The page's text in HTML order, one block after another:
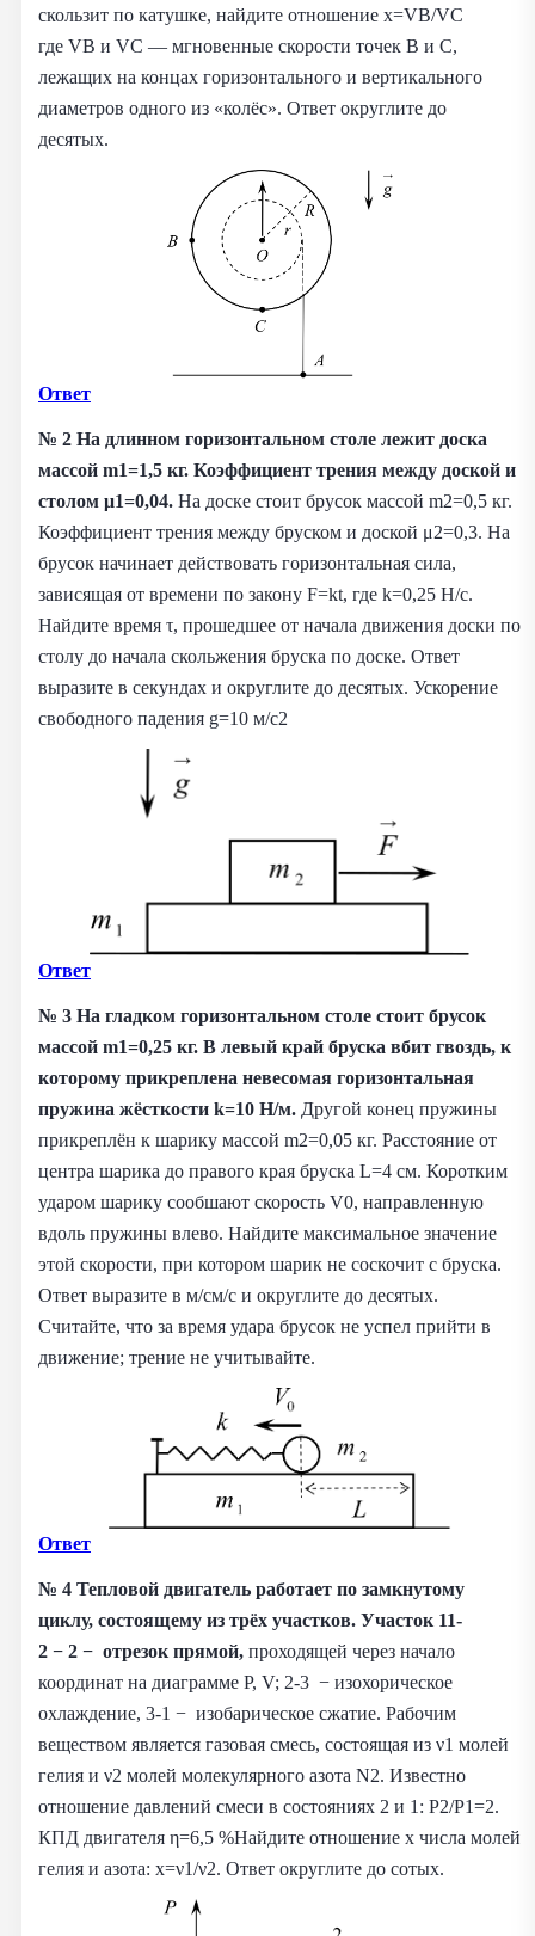
скользит по катушке, найдите отношение x=VB/VC
где VB и VC — мгновенные скорости точек B и C,
лежащих на концах горизонтального и вертикального
диаметров одного из «колёс». Ответ округлите до
десятых.
Ответ
№ 2 На длинном горизонтальном столе лежит доска
массой m1=1,5 кг. Коэффициент трения между доской и
столом μ1=0,04. На доске стоит брусок массой m2=0,5 кг.
Коэффициент трения между бруском и доской μ2=0,3. На
брусок начинает действовать горизонтальная сила,
зависящая от времени по закону F=kt, где k=0,25 Н/с.
Найдите время τ, прошедшее от начала движения доски по
столу до начала скольжения бруска по доске. Ответ
выразите в секундах и округлите до десятых. Ускорение
свободного падения g=10 м/с2
Ответ
№ 3 На гладком горизонтальном столе стоит брусок
массой m1=0,25 кг. В левый край бруска вбит гвоздь, к
которому прикреплена невесомая горизонтальная
пружина жёсткости k=10 Н/м. Другой конец пружины
прикреплён к шарику массой m2=0,05 кг. Расстояние от
центра шарика до правого края бруска L=4 см. Коротким
ударом шарику сообшают скорость V0, направленную
вдоль пружины влево. Найдите максимальное значение
этой скорости, при котором шарик не соскочит с бруска.
Ответ выразите в м/см/с и округлите до десятых.
Считайте, что за время удара брусок не успел прийти в
движение; трение не учитывайте.
Ответ
№ 4 Тепловой двигатель работает по замкнутому
циклу, состоящему из трёх участков. Участок 11-
2 − 2 − отрезок прямой, проходящей через начало
координат на диаграмме P, V; 2-3 − изохорическое
охлаждение, 3-1 − изобарическое сжатие. Рабочим
веществом является газовая смесь, состоящая из ν1 молей
гелия и ν2 молей молекулярного азота N2. Известно
отношение давлений смеси в состояниях 2 и 1: P2/P1=2.
КПД двигателя η=6,5 %Найдите отношение x числа молей
гелия и азота: x=ν1/ν2. Ответ округлите до сотых.